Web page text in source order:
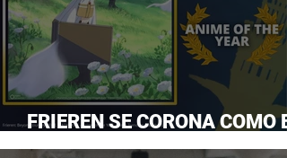
FRIEREN SE CORONA COMO
ANIME DEL AÑO